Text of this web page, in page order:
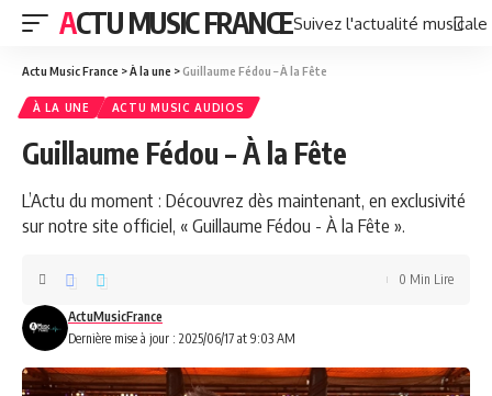
ACTU MUSIC FRANCESuivez l'actualité
Actu Music France >À la une >Guillaume Fédou – À la Fête
À LA UNE ACTU MUSIC AUDIOS
Guillaume Fédou – À la Fête
L’Actu du moment : Découvrez dès maintenant, en exclusivité
sur notre site officiel, « Guillaume Fédou - À la Fête ».
Dernière mise à jour : 2025/06/17 at 9:03 AM
ActuMusicFrance
0 Min Lire